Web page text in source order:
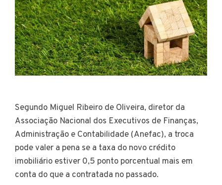
Segundo Miguel Ribeiro de Oliveira, diretor da
Associação Nacional dos Executivos de Finanças,
Administração e Contabilidade (Anefac), a troca
pode valer a pena se a taxa do novo crédito
imobiliário estiver 0,5 ponto porcentual mais em
conta do que a contratada no passado.